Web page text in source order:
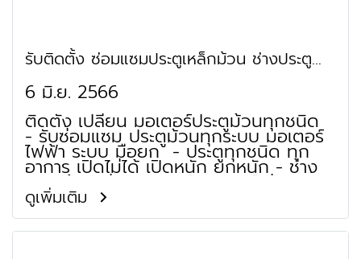
รับติดตั้ง ซ่อมแซมประตูเหล็กม้วน ช่างประตู
ม้วน ทวีวัฒนา พรานนก
6 มิ.ย. 2566
ติดตั้ง เปลี่ยน มอเตอร์ประตูม้วนทุกชนิด
- รับซ่อมแซม ประตูม้วนทุกระบบ มอเตอร์
ไฟฟ้า ระบบ มือยก - ประตูทุกชนิด ทุก
อาการ เปิดไม่ได้ เปิดหนัก ยกหนัก - ช่าง
ประตูม้วน ซ่อมมอเตอร์ มอเตอร์ไม่ติด
มอเตอร์เสีย เปิดไม่ได้ ร้านประตูม้วน
จำหน่าย ใบประตูม้วน เพลาประตูม้วน เสา
รางประตูม้วน ชุดฐานล่างประตูม้วน กล่อง
ดูเพิ่มเติม